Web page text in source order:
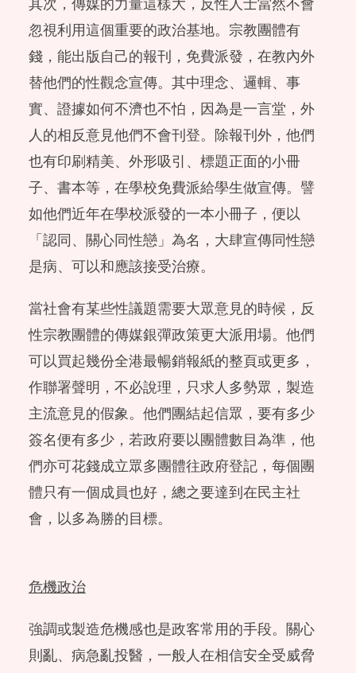
其次，傳媒的力量這樣大，反性人士當然不會
忽視利用這個重要的政治基地。宗教團體有
錢，能出版自己的報刊，免費派發，在教內外
替他們的性觀念宣傳。其中理念、邏輯、事
實、證據如何不濟也不怕，因為是一言堂，外
人的相反意見他們不會刊登。除報刊外，他們
也有印刷精美、外形吸引、標題正面的小冊
子、書本等，在學校免費派給學生做宣傳。譬
如他們近年在學校派發的一本小冊子，便以
「認同、關心同性戀」為名，大肆宣傳同性戀
是病、可以和應該接受治療。
當社會有某些性議題需要大眾意見的時候，反
性宗教團體的傳媒銀彈政策更大派用場。他們
可以買起幾份全港最暢銷報紙的整頁或更多，
作聯署聲明，不必說理，只求人多勢眾，製造
主流意見的假象。他們團結起信眾，要有多少
簽名便有多少，若政府要以團體數目為準，他
們亦可花錢成立眾多團體往政府登記，每個團
體只有一個成員也好，總之要達到在民主社
會，以多為勝的目標。
危機政治
強調或製造危機感也是政客常用的手段。關心
則亂、病急亂投醫，一般人在相信安全受威脅